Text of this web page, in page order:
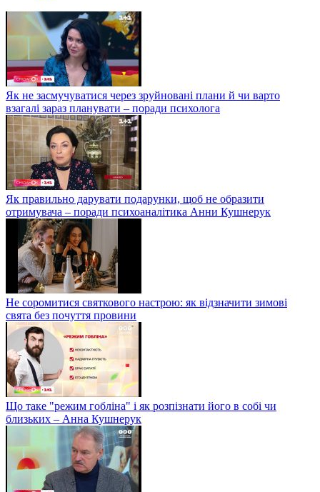
Як не засмучуватися через зруйновані плани й чи варто
взагалі зараз планувати – поради психолога
Як правильно дарувати подарунки, щоб не образити
отримувача – поради психоаналітика Анни Кушнерук
Не соромитися святкового настрою: як відзначити зимові
свята без почуття провини
Що таке "режим гобліна" і як розпізнати його в собі чи
близьких – Анна Кушнерук